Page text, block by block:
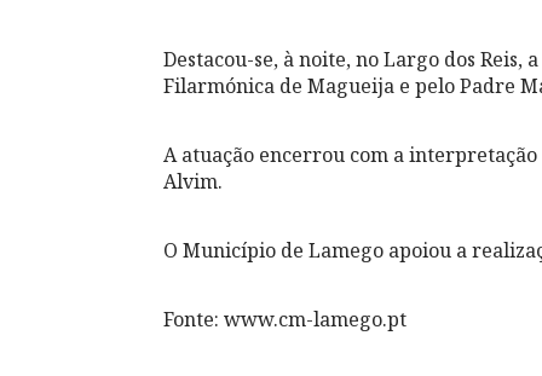
Destacou-se, à noite, no Largo dos
Filarmónica de Magueija e pelo Padre
A atuação encerrou com a
Alvim.
O Município de Lamego apoiou a
Fonte: www.cm-lamego.pt